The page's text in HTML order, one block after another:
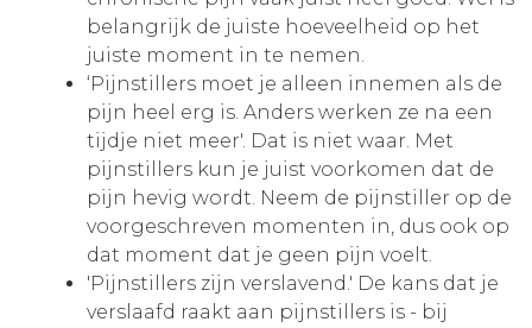
belangrijk de juiste hoeveelheid op het
juiste moment in te nemen.
‘Pijnstillers moet je alleen innemen als de
pijn heel erg is. Anders werken ze na een
tijdje niet meer'. Dat is niet waar. Met
pijnstillers kun je juist voorkomen dat de
pijn hevig wordt. Neem de pijnstiller op de
voorgeschreven momenten in, dus ook op
dat moment dat je geen pijn voelt.
'Pijnstillers zijn verslavend.' De kans dat je
verslaafd raakt aan pijnstillers is - bij